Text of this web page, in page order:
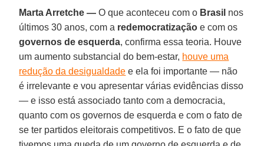
Marta Arretche — O que aconteceu com o Brasil nos
últimos 30 anos, com a redemocratização e com os
governos de esquerda, confirma essa teoria. Houve
um aumento substancial do bem-estar, houve uma
redução da desigualdade e ela foi importante — não
é irrelevante e vou apresentar várias evidências disso
— e isso está associado tanto com a democracia,
quanto com os governos de esquerda e com o fato de
se ter partidos eleitorais competitivos. E o fato de que